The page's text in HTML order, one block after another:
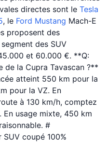
directes sont le Tesla
, le Ford Mustang Mach-E
proposent des
des SUV
et 60.000 €. **Q:
de la Cupra Tavascan ?**
atteint 550 km pour la
pour la VZ. En
à 130 km/h, comptez
usage mixte, 450 km
#
SUV coupé 100%